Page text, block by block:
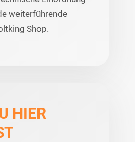
weiterführende
Shop.
HIER